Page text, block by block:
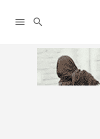
search
menu